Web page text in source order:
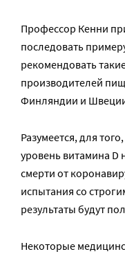
Профессор Кенни
последовать
рекомендовать
производителей
Финляндии и
Разумеется, для
уровень витамина D
смерти от
испытания со
результаты будут
Некоторые